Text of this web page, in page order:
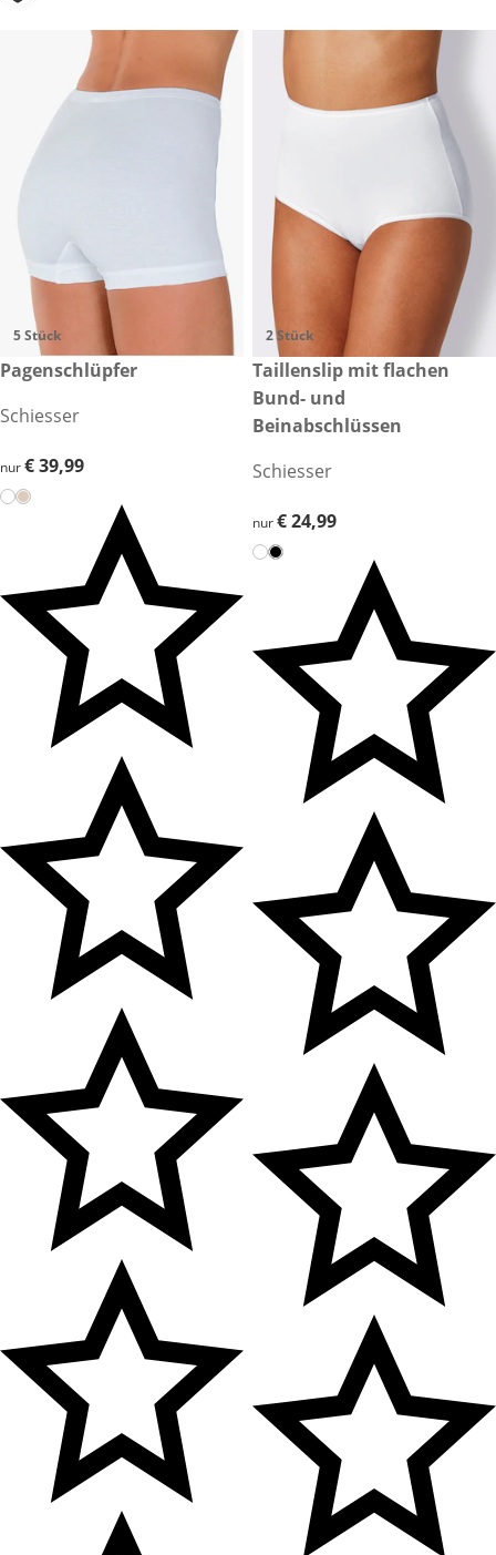
5 Stück
€ 39,99
Pagenschlüpfer
Schiesser
€ 39,99
nur€ 39,99
2 Stück
€ 24,99
Taillenslip mit flachen
Bund- und
Beinabschlüssen
Schiesser
€ 24,99
nur€ 24,99